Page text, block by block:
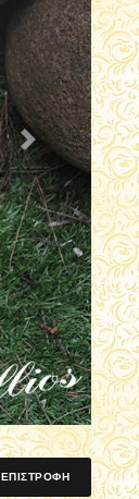
ΕΠΙΣΤΡΟΦΗ